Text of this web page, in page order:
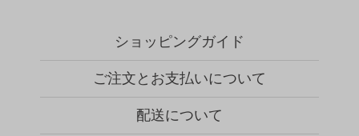
ショッピングガイド
ご注文とお支払いについて
配送について